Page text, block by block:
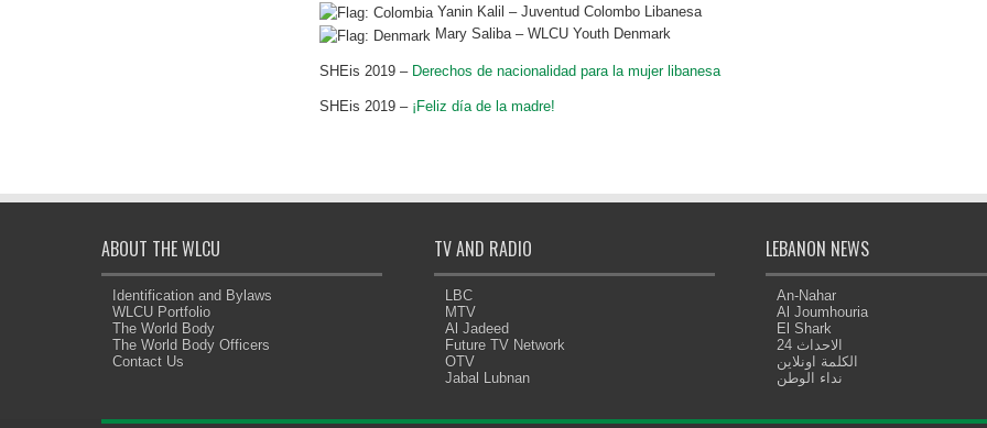
Yanin Kalil – Juventud Colombo Libanesa
Mary Saliba – WLCU Youth Denmark
SHEis 2019 – Derechos de nacionalidad para la mujer libanesa
SHEis 2019 – ¡Feliz día de la madre!
ABOUT THE WLCU
Identification and Bylaws
WLCU Portfolio
The World Body
The World Body Officers
Contact Us
TV AND RADIO
LBC
MTV
Al Jadeed
Future TV Network
OTV
Jabal Lubnan
LEBANON NEWS
An-Nahar
Al Joumhouria
El Shark
الاحداث 24
الكلمة اونلاين
نداء الوطن